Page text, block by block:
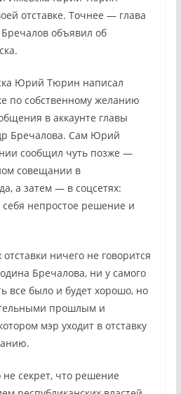
отставке. Точнее — глава
объявил об
Юрий Тюрин написал
по собственному желанию
в аккаунте главы
Бречалова. Сам Юрий
сообщил чуть позже —
совещании в
а затем — в соцсетях:
непростое решение и
ничего не говорится
Бречалова, ни у самого
все было и будет хорошо, но
прошлым и
мэр уходит в отставку
секрет, что решение